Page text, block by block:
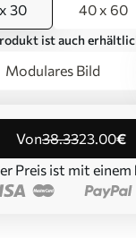
30 40 x 60
ist auch
Modulares Bild
von38.3323.00€
Preis ist mit einem